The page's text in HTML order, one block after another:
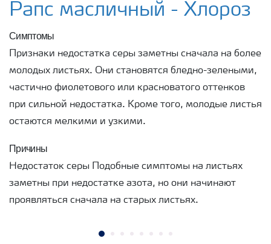
Рапс масличный - Хлороз
Симптомы
Признаки недостатка серы заметны сначала на более
молодых листьях. Они становятся бледно-зелеными,
частично фиолетового или красноватого оттенков
при сильной недостатка. Кроме того, молодые листья
остаются мелкими и узкими.
Причины
Недостаток серы Подобные симптомы на листьях
заметны при недостатке азота, но они начинают
проявляться сначала на старых листьях.